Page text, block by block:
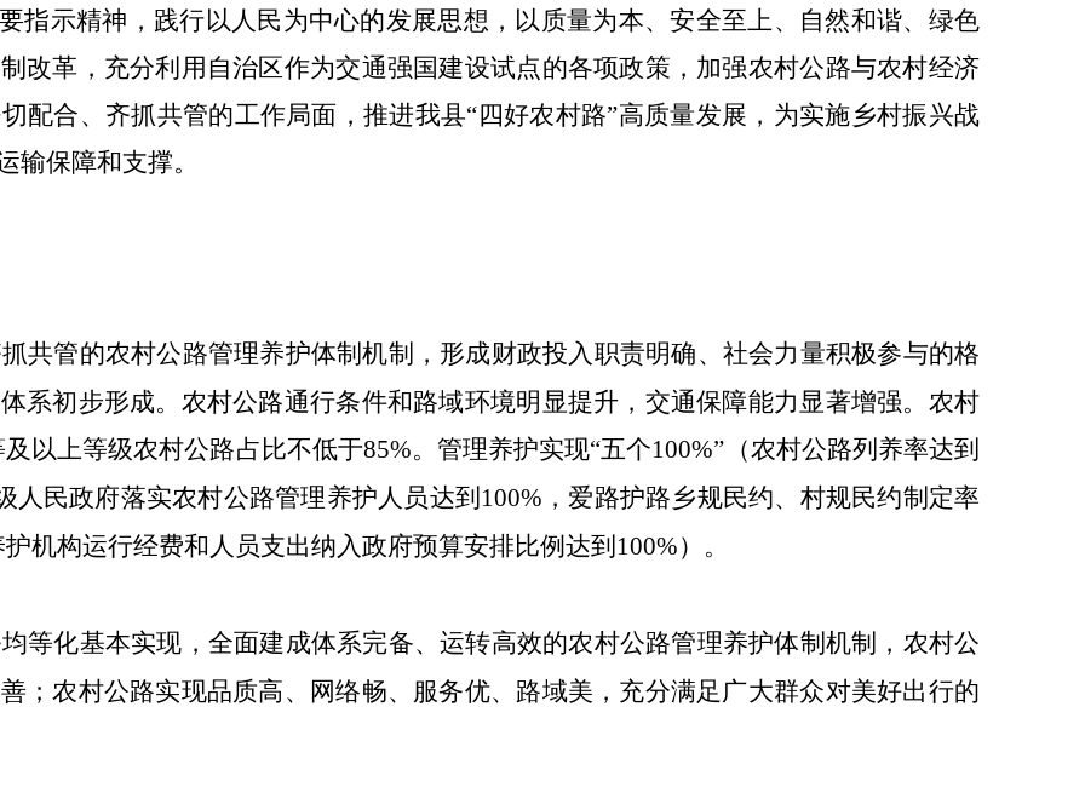
指示精神，践行以人民为中心的发展思想，以质量为本、安全至上、自然和谐、绿色
改革，充分利用自治区作为交通强国建设试点的各项政策，加强农村公路与农村经济
配合、齐抓共管的工作局面，推进我县“四好农村路”高质量发展，为实施乡村振兴战
输保障和支撑。
共管的农村公路管理养护体制机制，形成财政投入职责明确、社会力量积极参与的格
系初步形成。农村公路通行条件和路域环境明显提升，交通保障能力显著增强。农村
及 以上等级农村公路占比不低于85%。管理养护实现“五个100%” （农村公路列养率达到
人民政府落实农村公路管理养护人员达到 100% ，爱路护路乡规民约、村规民约制定率
机构运行经费和人员支出纳入政府预算安排比例达到 100%） 。
等化基本实现，全面建成体系完备、运转高效的农村公路管理养护体制机制，农村公
；农村公路实现品质高、网络畅、服务优、路域美，充分满足广大群众对美好出行的